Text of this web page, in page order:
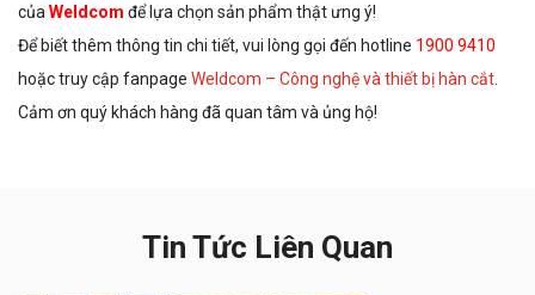
của Weldcom để lựa chọn sản phẩm thật ưng ý!
Để biết thêm thông tin chi tiết, vui lòng gọi đến hotline 1900 9410
hoặc truy cập fanpage Weldcom – Công nghệ và thiết bị hàn cắt
Cảm ơn quý khách hàng đã quan tâm và ủng hộ!
Tin Tức Liên Quan